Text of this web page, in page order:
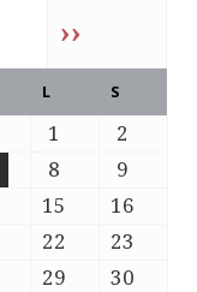
››
L S
1
2
8
9
15
16
22
23
29
30